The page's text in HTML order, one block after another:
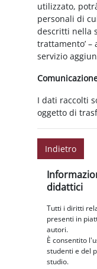
utilizzato,
personali di
descritti nella
trattamento’ –
servizio
I dati raccolti
oggetto di
Indietro
Blocchi
didattici
Tutti i diritti
presenti in
autori.
È consentito
studenti e del
studio.